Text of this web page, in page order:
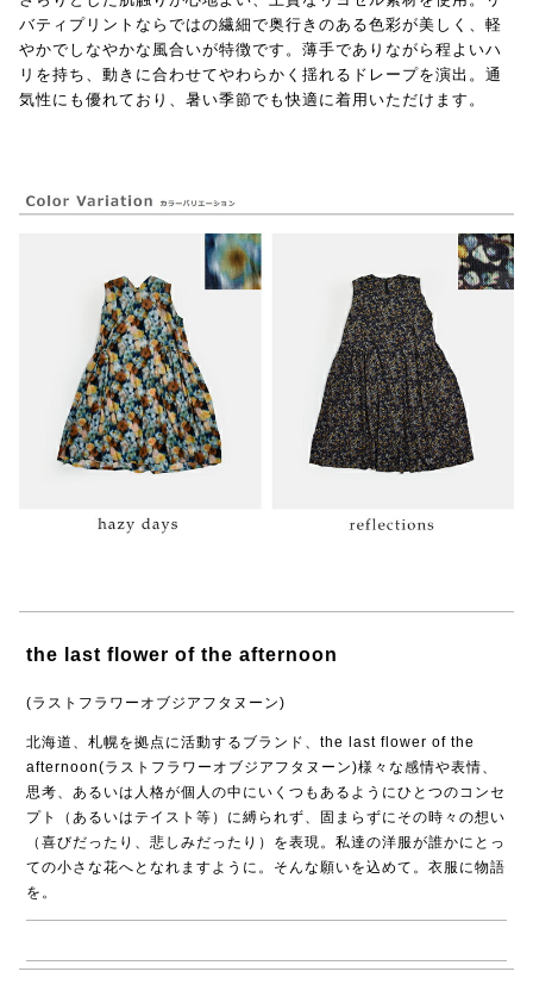
バティプリントならではの繊細で奥行きのある色彩が美しく、軽
やかでしなやかな風合いが特徴です。薄手でありながら程よいハ
リを持ち、動きに合わせてやわらかく揺れるドレープを演出。通
気性にも優れており、暑い季節でも快適に着用いただけます。
the last flower of the afternoon
(ラストフラワーオブジアフタヌーン)
北海道、札幌を拠点に活動するブランド、the last flower of the
afternoon(ラストフラワーオブジアフタヌーン)様々な感情や表情、
思考、あるいは人格が個人の中にいくつもあるようにひとつのコンセ
プト（あるいはテイスト等）に縛られず、固まらずにその時々の想い
（喜びだったり、悲しみだったり）を表現。私達の洋服が誰かにとっ
ての小さな花へとなれますように。そんな願いを込めて。衣服に物語
を。